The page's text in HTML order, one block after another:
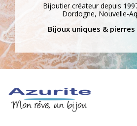
Bijoutier créateur depuis
Dordogne, Nouvelle-
Bijoux uniques &